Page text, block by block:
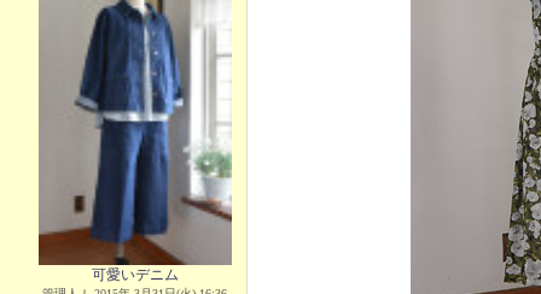
可愛いデニム